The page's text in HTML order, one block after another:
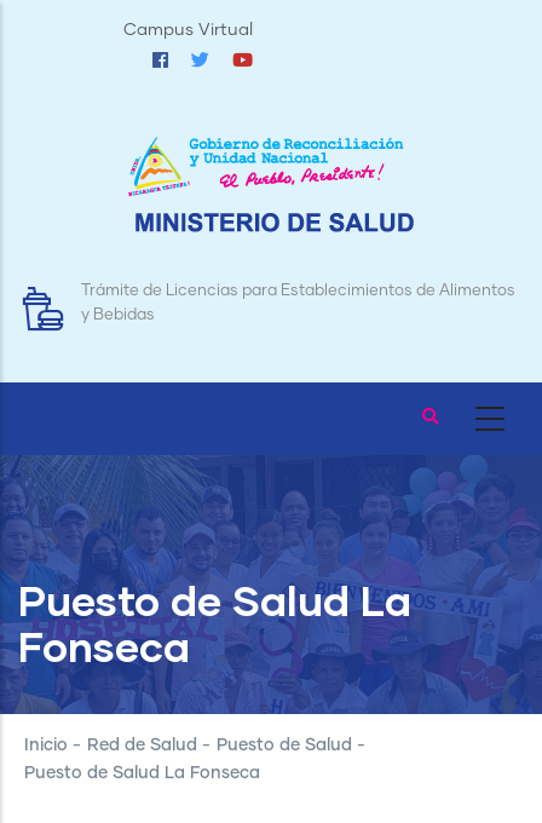
Campus Virtual
Trámite de Licencias para Establecimientos de Alimentos
y Bebidas
Puesto de Salud La
Fonseca
Inicio - Red de Salud - Puesto de Salud -
Puesto de Salud La Fonseca